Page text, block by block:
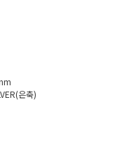
은축)